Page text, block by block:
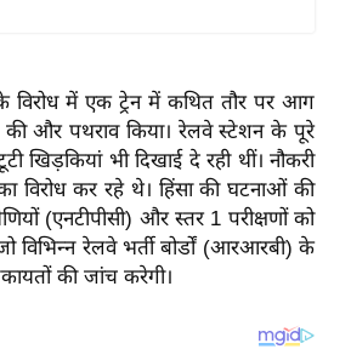
के विरोध में एक ट्रेन में कथित तौर पर आग
की और पथराव किया। रेलवे स्टेशन के पूरे
खिड़कियां भी दिखाई दे रही थीं। नौकरी
विरोध कर रहे थे। हिंसा की घटनाओं की
(एनटीपीसी) और स्तर 1 परीक्षणों को
विभिन्न रेलवे भर्ती बोर्डों (आरआरबी) के
की जांच करेगी।